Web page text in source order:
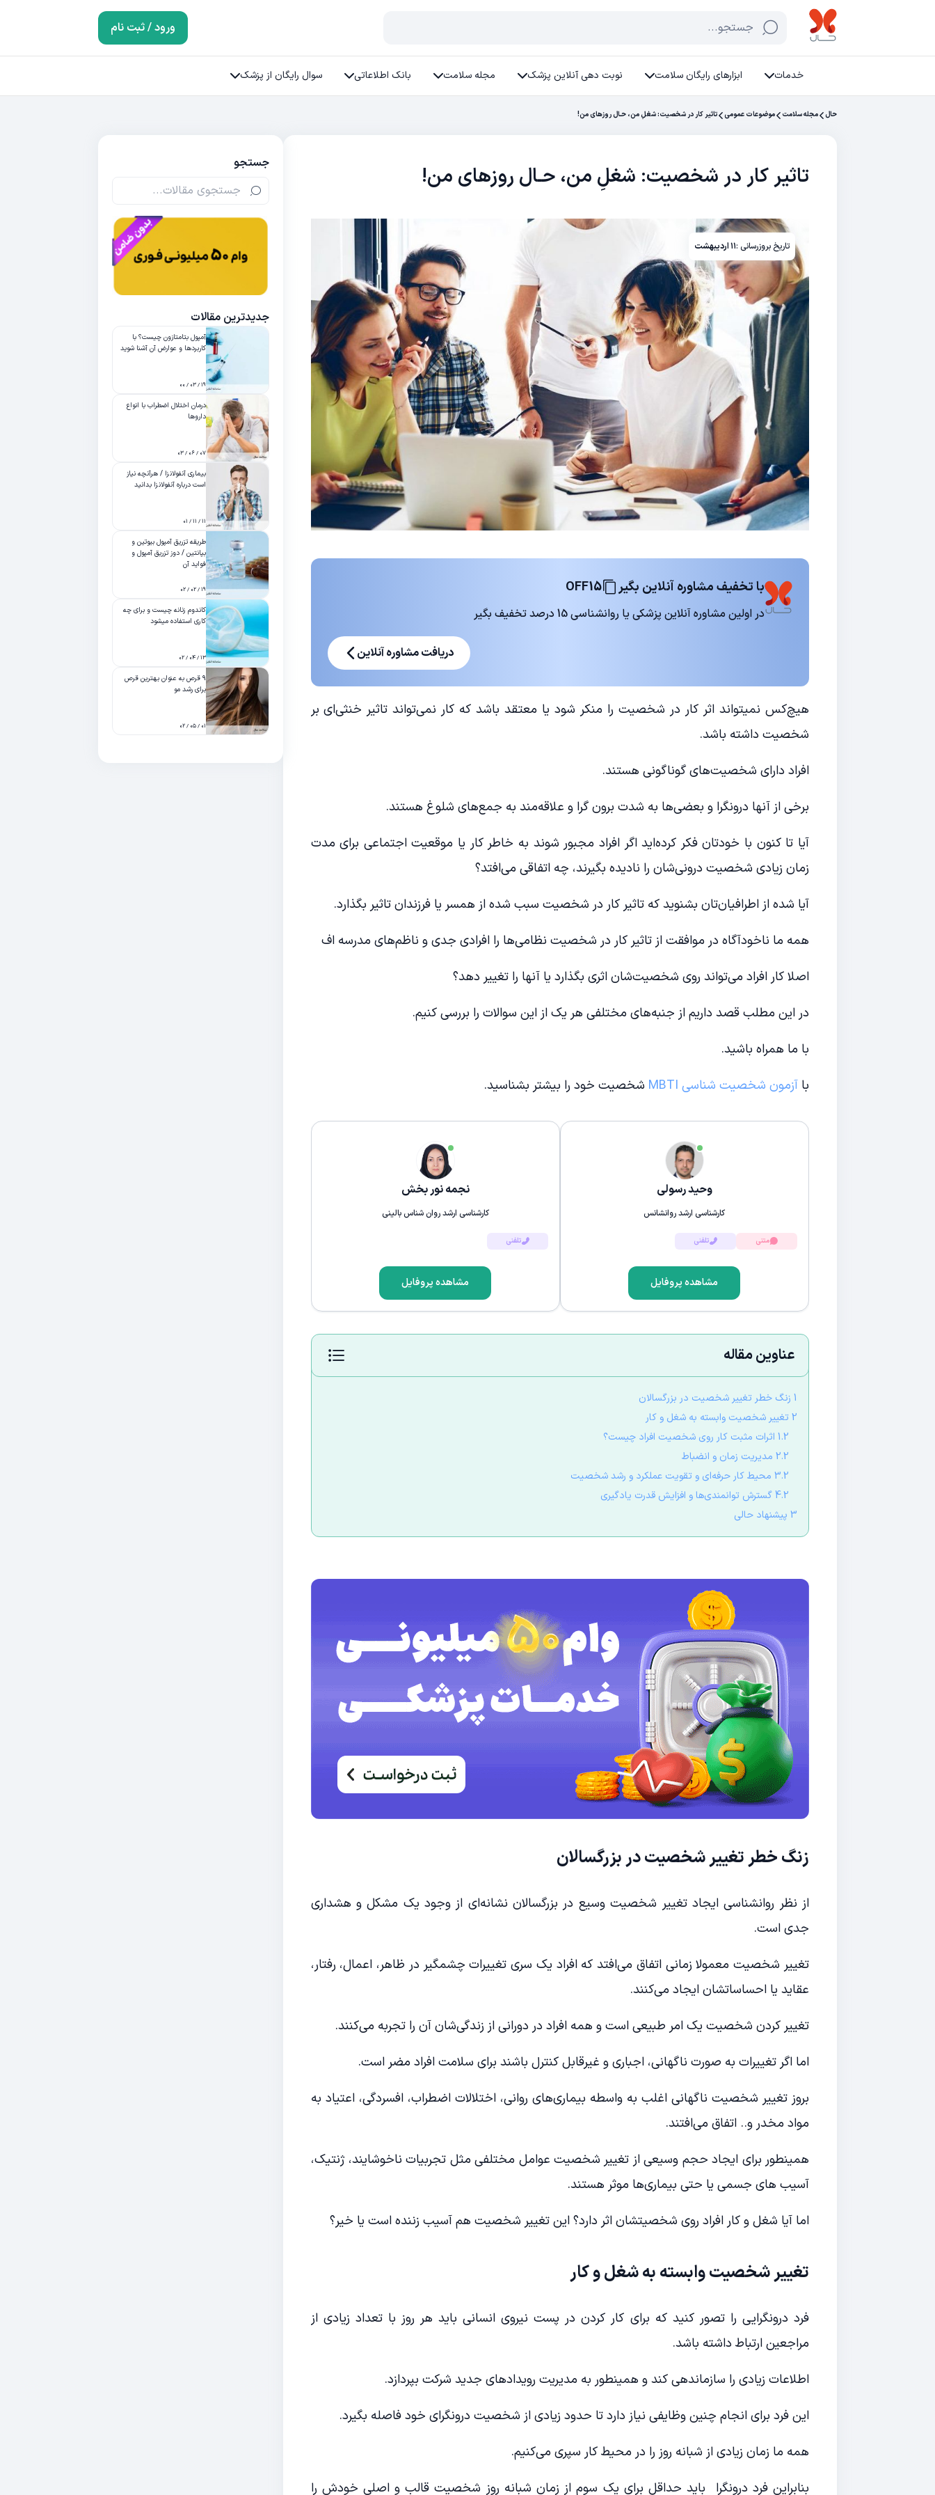
جستجو... ورود / ثبت نام
خدمات ابزارهای رایگان سلامت نوبت دهی آنلاین پزشک مجله سلامت بانک اطلاعاتی سوال رایگان از پزشک
حال مجله سلامت موضوعات عمومی تاثیر کار در شخصیت: شغلِ من، حـال روزهای من!
تاثیر کار در شخصیت: شغلِ من، حـال روزهای من!
تاریخ بروزرسانی :۱۱ اردیبهشت
با تخفیف مشاوره آنلاین بگیر OFF15
در اولین مشاوره آنلاین پزشکی یا روانشناسی 15 درصد تخفیف بگیر
دریافت مشاوره آنلاین
هیچ‌کس نمیتواند اثر کار در شخصیت را منکر شود یا معتقد باشد که کار نمی‌تواند تاثیر خنثی‌ای بر
شخصیت داشته باشد.
افراد دارای شخصیت‌های گوناگونی هستند.
برخی از آنها درونگرا و بعضی‌ها به شدت برون گرا و علاقه‌مند به جمع‌های شلوغ‌ هستند.
آیا تا کنون با خودتان فکر کرده‌اید اگر افراد مجبور شوند به خاطر کار یا موقعیت اجتماعی برای مدت
زمان زیادی شخصیت درونی‌شان را نادیده بگیرند، چه اتفاقی می‌افتد؟
آیا شده از اطرافیان‌تان بشنوید که تاثیر کار در شخصیت سبب شده از همسر یا فرزندان تاثیر بگذارد.
همه ما ناخودآگاه در موافقت از تاثیر کار در شخصیت نظامی‌ها را افرادی جدی و ناظم‌های مدرسه اف
اصلا کار افراد می‌تواند روی شخصیت‌شان اثری بگذارد یا آنها را تغییر دهد؟
در این مطلب قصد داریم از جنبه‌های مختلفی هر یک از این سوالات را بررسی کنیم.
با ما همراه باشید.
با آزمون شخصیت شناسی MBTI شخصیت خود را بیشتر بشناسید.
وحید رسولی
کارشناسی ارشد روانشانس
متنی تلفنی
مشاهده پروفایل
نجمه نور بخش
کارشناسی ارشد روان شناس بالینی
تلفنی
مشاهده پروفایل
عناوین مقاله
1 زنگ خطر تغییر شخصیت در بزرگسالان
2 تغییر شخصیت وابسته به شغل و کار
1.2 اثرات مثبت کار روی شخصیت افراد چیست؟
2.2 مدیریت زمان و انضباط
3.2 محیط کار حرفه‌ای و تقویت عملکرد و رشد شخصیت
4.2 گسترش توانمندی‌ها و افزایش قدرت یادگیری
3 پیشنهاد حالی
زنگ خطر تغییر شخصیت در بزرگسالان
از نظر روانشناسی ایجاد تغییر شخصیت وسیع در بزرگسالان نشانه‌ای از وجود یک مشکل و هشداری
جدی است.
تغییر شخصیت معمولا زمانی اتفاق می‌افتد که افراد یک سری تغییرات چشمگیر در ظاهر، اعمال، رفتار،
عقاید یا احساساتشان ایجاد می‌کنند.
تغییر کردن شخصیت یک امر طبیعی است و همه افراد در دورانی از زندگی‌شان آن را تجربه می‌کنند.
اما اگر تغییرات به صورت ناگهانی، اجباری و غیرقابل کنترل باشند برای سلامت افراد مضر است.
بروز تغییر شخصیت ناگهانی اغلب به واسطه بیماری‌های روانی، اختلالات اضطراب، افسردگی، اعتیاد به
مواد مخدر و.. اتفاق می‌افتند.
همینطور برای ایجاد حجم وسیعی از تغییر شخصیت عوامل مختلفی مثل تجربیات ناخوشایند، ژنتیک،
آسیب های جسمی یا حتی بیماری‌ها موثر هستند.
اما آیا شغل و کار افراد روی شخصیتشان اثر دارد؟ این تغییر شخصیت هم آسیب زننده است یا خیر؟
تغییر شخصیت وابسته به شغل و کار
فرد درونگرایی را تصور کنید که برای کار کردن در پست نیروی انسانی باید هر روز با تعداد زیادی از
مراجعین ارتباط داشته باشد.
اطلاعات زیادی را سازماندهی کند و همینطور به مدیریت رویدادهای جدید شرکت بپردازد.
این فرد برای انجام چنین وظایفی نیاز دارد تا حدود زیادی از شخصیت درونگرای خود فاصله بگیرد.
همه ما زمان زیادی از شبانه روز را در محیط کار سپری می‌کنیم.
بنابراین فرد درونگرا باید حداقل برای یک سوم از زمان شبانه روز شخصیت قالب و اصلی خودش را
جستجو
جدیدترین مقالات
آمپول بتامتازون چیست؟ با
کاربردها و عوارض آن آشنا شوید
۱۹ / ۰۳ / ۰۰
درمان اختلال اضطراب با انواع
داروها
۰۷ / ۰۶ / ۰۳
بیماری آنفولانزا / هرآنچه نیاز
است درباره آنفولانزا بدانید
۱۱ / ۱۱ / ۰۱
طریقه تزریق آمپول بیوتین و
بپانتین / دوز تزریق آمپول و
فواید آن
۱۹ / ۰۲ / ۰۲
کاندوم زنانه چیست و برای چه
کاری استفاده میشود
۱۳ / ۰۴ / ۰۲
۹ قرص به عنوان بهترین قرص
برای رشد مو
۰۱ / ۰۵ / ۰۲